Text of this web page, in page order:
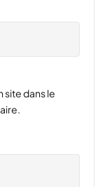
site dans le